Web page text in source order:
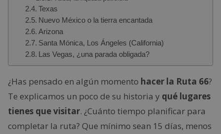
Texas
Nuevo México o la tierra encantada
Arizona
Santa Mónica, Los Ángeles (California)
Las Vegas, ¿una parada obligada?
¿Has pensado en algún momento hacer la Ruta 66?
Te explicamos un poco de su historia y qué lugares
tienes que visitar. ¿Cuánto tiempo planificar para
completar la ruta? Que mínimo sean 15 días, menos